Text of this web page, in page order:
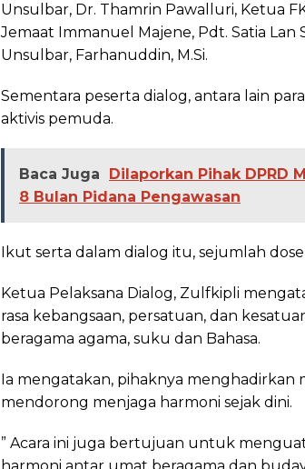
Unsulbar, Dr. Thamrin Pawalluri, Ketua
Jemaat Immanuel Majene, Pdt. Satia
Unsulbar, Farhanuddin, M.Si.
Sementara peserta dialog, antara lain
aktivis pemuda.
Baca Juga
Dilaporkan Pihak DPRD
8 Bulan Pidana Pengawasan
Ikut serta dalam dialog itu, sejumlah
Ketua Pelaksana Dialog, Zulfkipli
rasa kebangsaan, persatuan, dan
beragama agama, suku dan Bahasa.
Ia mengatakan, pihaknya menghadirkan
mendorong menjaga harmoni sejak dini.
” Acara ini juga bertujuan untuk